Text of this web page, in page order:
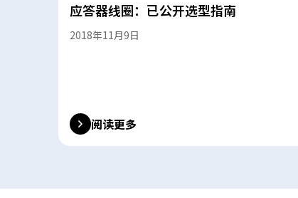
应答器线圈：已公开选型指南
2018年11月9日
阅读更多